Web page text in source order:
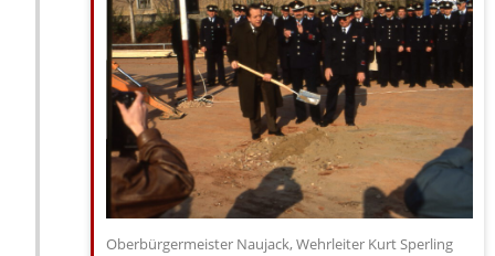
Oberbürgermeister Naujack, Wehrleiter Kurt Sperling